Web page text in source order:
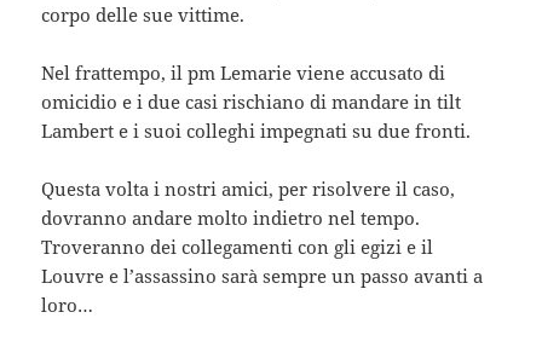
corpo delle sue vittime.
Nel frattempo, il pm Lemarie viene accusato di
omicidio e i due casi rischiano di mandare in tilt
Lambert e i suoi colleghi impegnati su due fronti.
Questa volta i nostri amici, per risolvere il caso,
dovranno andare molto indietro nel tempo.
Troveranno dei collegamenti con gli egizi e il
Louvre e l’assassino sarà sempre un passo avanti a
loro…